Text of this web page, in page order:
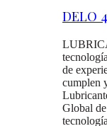
DELO
de
cumplen
Global